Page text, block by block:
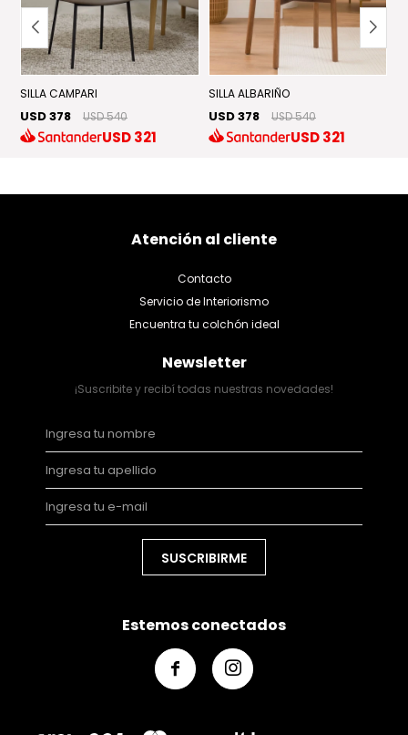
SILLA CAMPARI
USD 378 USD 540
USD321
SILLA ALBARIÑO
USD 378 USD 540
USD321
Atención al cliente
Contacto
Servicio de Interiorismo
Encuentra tu colchón ideal
Newsletter
¡Suscribite y recibí todas nuestras novedades!
SUSCRIBIRME
Estemos conectados
 